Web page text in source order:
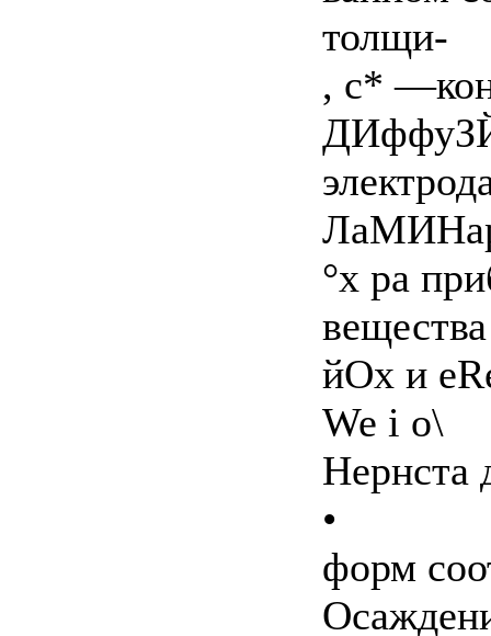
толщи-
, с*
°х ра
йОх и
We i o\
Нернста
•
форм